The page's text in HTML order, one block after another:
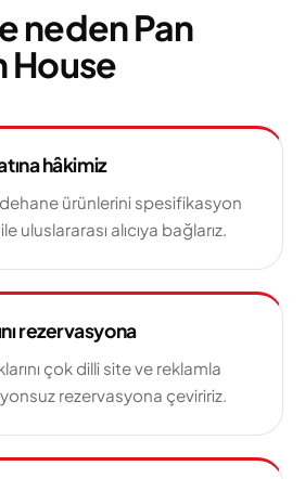
neden Pan
House
hâkimiz
ürünlerini spesifikasyon
uluslararası alıcıya bağlarız.
rezervasyona
çok dilli site ve reklamla
rezervasyona çeviririz.